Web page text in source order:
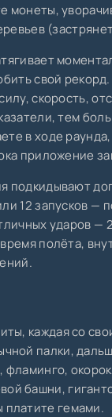
монеты,
свой
скорость,
тем
в ходе
приложение
подкидывают
12 запусков —
ударов —
полёта,
каждая со
палки,
башни,
гемами.